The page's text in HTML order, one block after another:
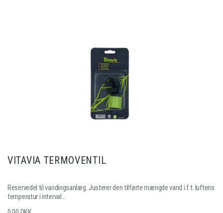
VITAVIA TERMOVENTIL
Reservedel til vandingsanlæg. Justerer den tilførte mængde vand i.f.t. luftens
temperatur i interval...